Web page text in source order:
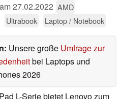
27.02.2022 AMD
Ultrabook Laptop / Notebook
Unsere große Umfrage zur
bei Laptops und
2026
L-Serie bietet Lenovo zum